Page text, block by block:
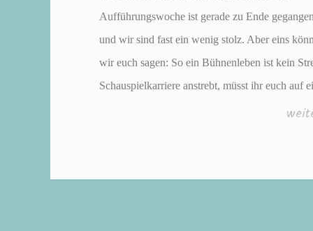
Aufführungswoche ist gerade zu Ende
und wir sind fast ein wenig stolz. Aber eins
wir euch sagen: So ein Bühnenleben ist kein
Schauspielkarriere anstrebt, müsst ihr euch auf
groß,